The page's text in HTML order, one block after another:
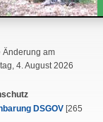
Änderung am
4. August 2026
DSGOV [265